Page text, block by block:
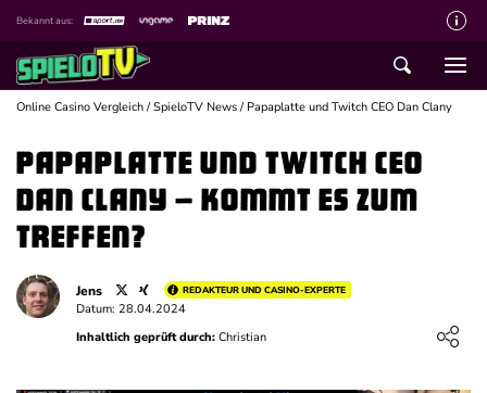
Bekannt aus:
Über spieloTV
Wie wir bewerten
Die SpieloTV Crew
Datenschutzerklärung
Haftungsausschluss für Inhalte
Schreiber gesucht
Kontakt mit spieloTV
Online Casino Vergleich /SpieloTV News / Papaplatte und Twitch CEO Dan Clany
Papaplatte und Twitch CEO
Dan Clany – kommt es zum
Treffen?
Jens REDAKTEUR UND CASINO-EXPERTE
Loading ...
Datum: 28.04.2024
Inhaltlich geprüft durch: Christian